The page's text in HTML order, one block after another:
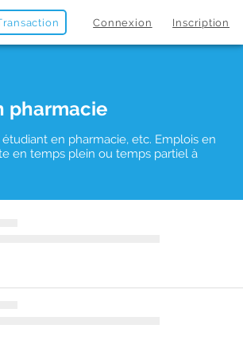
Connexion Inscription
pharmacie
en pharmacie, etc. Emplois en
en temps plein ou temps partiel à